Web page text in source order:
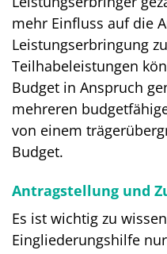
mehr Einfluss auf die
Leistungserbringung
Teilhabeleistungen
Budget in Anspruch
mehreren
von einem
Budget.
Antragstellung und
Es ist wichtig zu
Eingliederungshilfe